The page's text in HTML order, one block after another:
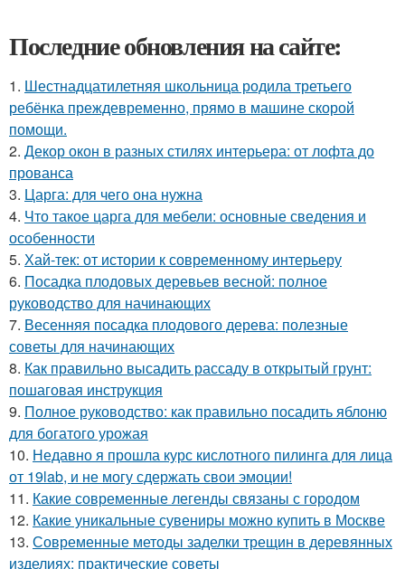
Последние обновления на сайте:
1. Шестнадцатилетняя школьница родила третьего
ребёнка преждевременно, прямо в машине скорой
помощи.
2. Декор окон в разных стилях интерьера: от лофта до
прованса
3. Царга: для чего она нужна
4. Что такое царга для мебели: основные сведения и
особенности
5. Хай-тек: от истории к современному интерьеру
6. Посадка плодовых деревьев весной: полное
руководство для начинающих
7. Весенняя посадка плодового дерева: полезные
советы для начинающих
8. Как правильно высадить рассаду в открытый грунт:
пошаговая инструкция
9. Полное руководство: как правильно посадить яблоню
для богатого урожая
10. Недавно я прошла курс кислотного пилинга для лица
от 19lab, и не могу сдержать свои эмоции!
11. Какие современные легенды связаны с городом
12. Какие уникальные сувениры можно купить в Москве
13. Современные методы заделки трещин в деревянных
изделиях: практические советы